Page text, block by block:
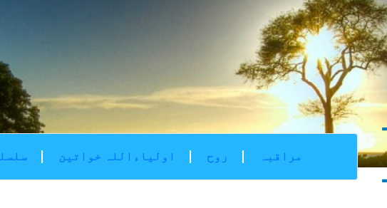
اولیاءاللہ خواتین روح مراقبہ